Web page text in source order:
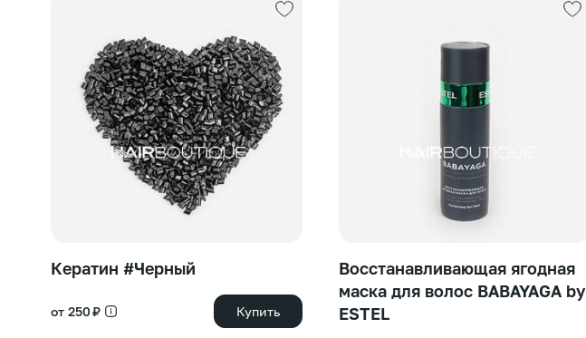
Кератин #Черный
от 250 ₽ Купить
Восстанавливающая ягодная
маска для волос BABAYAGA by
ESTEL